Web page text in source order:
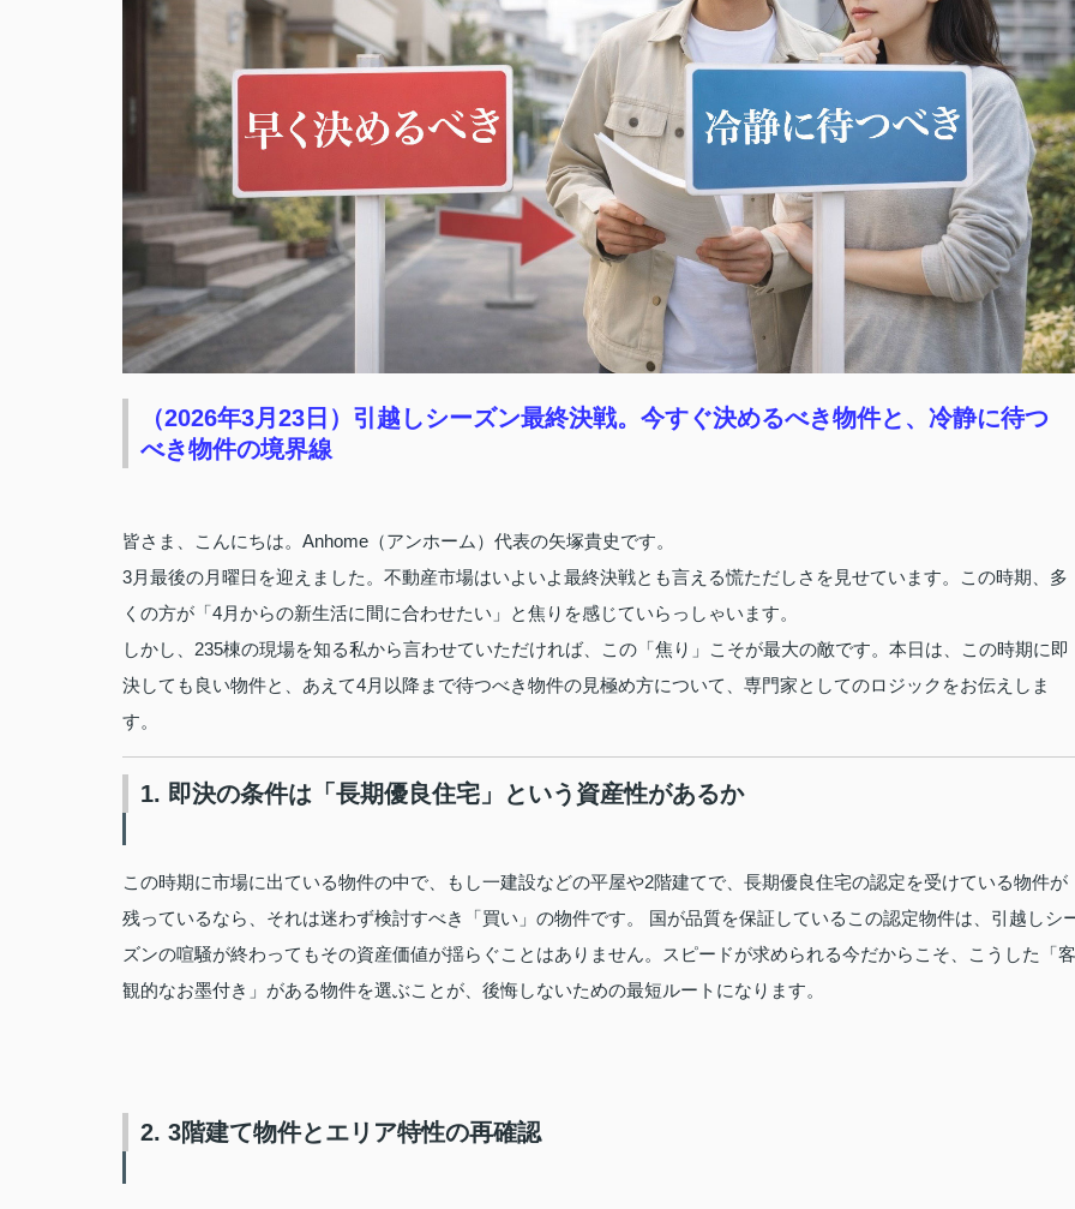
（2026年3月23日）引越しシーズン最終決戦。今すぐ決めるべき物件と、冷静に待つ
べき物件の境界線
皆さま、こんにちは。Anhome（アンホーム）代表の矢塚貴史です。
3月最後の月曜日を迎えました。不動産市場はいよいよ最終決戦とも言える慌ただしさを見せています。この時期、多
くの方が「4月からの新生活に間に合わせたい」と焦りを感じていらっしゃいます。
しかし、235棟の現場を知る私から言わせていただければ、この「焦り」こそが最大の敵です。本日は、この時期に即
決しても良い物件と、あえて4月以降まで待つべき物件の見極め方について、専門家としてのロジックをお伝えしま
す。
1. 即決の条件は「長期優良住宅」という資産性があるか
この時期に市場に出ている物件の中で、もし一建設などの平屋や2階建てで、長期優良住宅の認定を受けている物件が
残っているなら、それは迷わず検討すべき「買い」の物件です。 国が品質を保証しているこの認定物件は、引越しシ
ズンの喧騒が終わってもその資産価値が揺らぐことはありません。スピードが求められる今だからこそ、こうした「客
観的なお墨付き」がある物件を選ぶことが、後悔しないための最短ルートになります。
2. 3階建て物件とエリア特性の再確認